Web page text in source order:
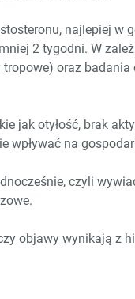
najlepiej w
2 tygodni. W
oraz
jak otyłość, brak
wpływać na
czyli
objawy wynikają z